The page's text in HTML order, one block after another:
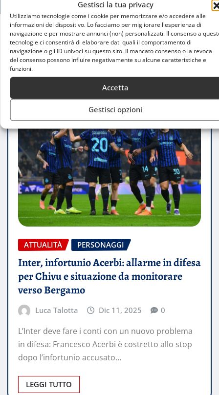
Gestisci la tua privacy
Utilizziamo tecnologie come i cookie per memorizzare e/o accedere alle
informazioni del dispositivo. Lo facciamo per migliorare l'esperienza di
navigazione e per mostrare annunci (non) personalizzati. Il consenso a
tecnologie ci consentirà di elaborare dati quali il comportamento di
navigazione o gli ID univoci su questo sito. Il mancato consenso o la revoca
del consenso possono influire negativamente su alcune caratteristiche e
funzioni.
Accetta
Gestisci opzioni
Home
Inter, infortunio Acerbi: allarme in difesa per Chivu
e situazione da monitorare verso Bergamo
ATTUALITÀ PERSONAGGI
Inter, infortunio Acerbi: allarme in difesa
per Chivu e situazione da monitorare
verso Bergamo
Luca Talotta Dic 11, 2025 0
L’Inter deve fare i conti con un nuovo problema
in difesa: Francesco Acerbi è costretto allo stop
dopo l’infortunio accusato…
LEGGI TUTTO